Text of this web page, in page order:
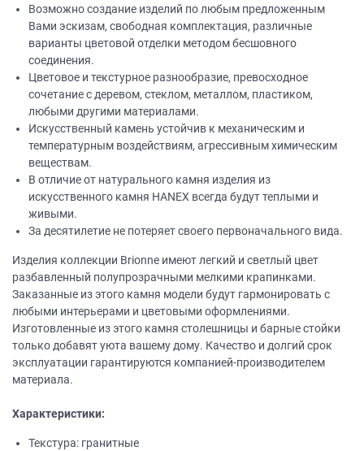
Возможно создание изделий по любым предложенным
Вами эскизам, свободная комплектация, различные
варианты цветовой отделки методом бесшовного
соединения.
Цветовое и текстурное разнообразие, превосходное
сочетание с деревом, стеклом, металлом, пластиком,
любыми другими материалами.
Искусственный камень устойчив к механическим и
температурным воздействиям, агрессивным химическим
веществам.
В отличие от натурального камня изделия из
искусственного камня НANEХ всегда будут теплыми и
живыми.
За десятилетие не потеряет своего первоначального вида.
Изделия коллекции Brionne имеют легкий и светлый цвет
разбавленный полупрозрачными мелкими крапинками.
Заказанные из этого камня модели будут гармонировать с
любыми интерьерами и цветовыми оформлениями.
Изготовленные из этого камня столешницы и барные стойки
только добавят уюта вашему дому. Качество и долгий срок
эксплуатации гарантируются компанией-производителем
материала.
Характеристики:
Текстура: гранитные